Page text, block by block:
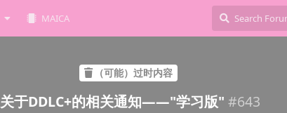
MAICA
（可能）过时内容
关于DDLC+的相关通知——"学习版" #643